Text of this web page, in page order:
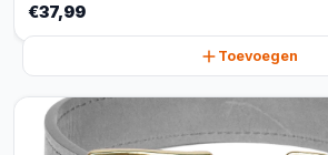
€37,99
Toevoegen